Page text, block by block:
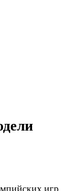
игр